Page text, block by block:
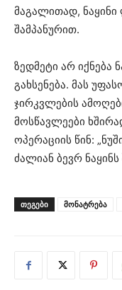
მაგალითად,
შამპანურით.
ზედმეტი არ იქნება
გახსენება. მას
ჯირკვლების
მოსწავლეები
ოპერაციის წინ:
ძალიან ბევრ ნაყინს
ᲗᲔᲒᲔᲑᲘ მონატრება